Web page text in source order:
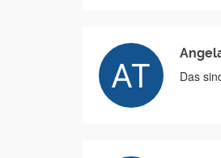
Das